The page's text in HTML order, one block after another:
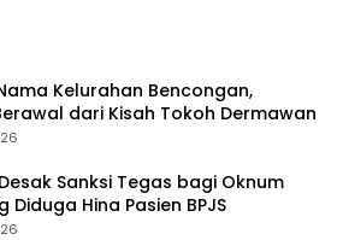
Kelurahan Bencongan,
dari Kisah Tokoh Dermawan
Sanksi Tegas bagi Oknum
Diduga Hina Pasien BPJS